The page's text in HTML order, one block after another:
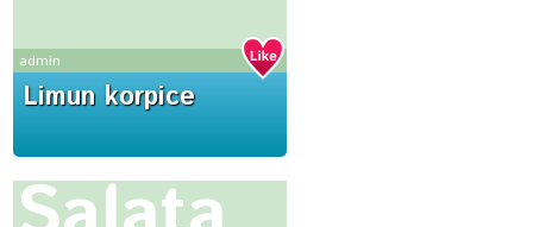
admin
Limun korpice